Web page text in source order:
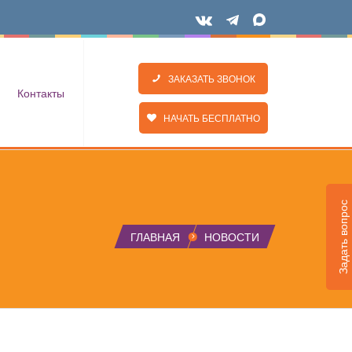
Контакты
ЗАКАЗАТЬ ЗВОНОК
НАЧАТЬ БЕСПЛАТНО
ГЛАВНАЯ НОВОСТИ Задать вопрос